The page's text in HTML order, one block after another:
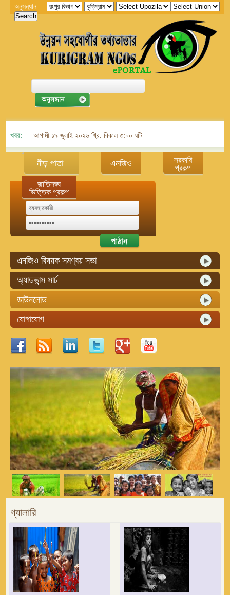
অনুসন্ধান
খবর: আগামী ১৯ জুলাই ২০২৬ খ্রি. বিকাল ৩:০০ ঘটিকায় জেলা এনজিও বিষয়ক সমন্বয়
নীড় পাতা এনজিও
সরকারি
প্রকল্প
জাতিসঙ্ঘ
ভিত্তিক প্রকল্প
এনজিও বিষয়ক সমণ্বয় সভা
অ্যাডভান্স সার্চ
ডাউনলোড
যোগাযোগ
গ্যালারি